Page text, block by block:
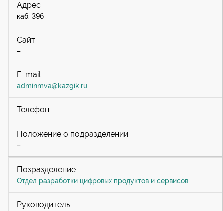
каб. 39б
–
adminmva@kazgik.ru
–
Отдел разработки цифровых продуктов и сервисов